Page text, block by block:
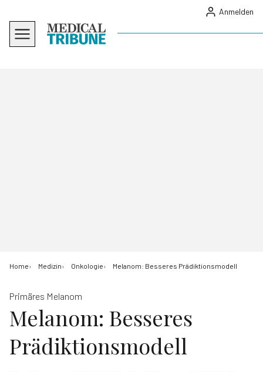
Anmelden
Home Medizin Onkologie Melanom: Besseres Prädiktionsmodell
Primäres Melanom
Melanom: Besseres
Prädiktionsmodell